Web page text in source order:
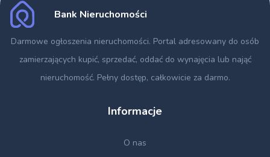
Bank Nieruchomości
Darmowe ogłoszenia nieruchomości. Portal adresowany do osób
zamierzających kupić, sprzedać, oddać do wynajęcia lub nająć
nieruchomość. Pełny dostęp, całkowicie za darmo.
Informacje
O nas